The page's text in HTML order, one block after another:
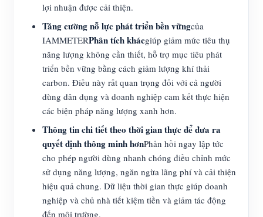
lợi nhuận được cải thiện.
Tăng cường nỗ lực phát triển bền vữngcủa
IAMMETERPhân tích khácgiúp giảm mức tiêu thụ
năng lượng không cần thiết, hỗ trợ mục tiêu phát
triển bền vững bằng cách giảm lượng khí thải
carbon. Điều này rất quan trọng đối với cả người
dùng dân dụng và doanh nghiệp cam kết thực hiện
các biện pháp năng lượng xanh hơn.
Thông tin chi tiết theo thời gian thực để đưa ra
quyết định thông minh hơnPhản hồi ngay lập tức
cho phép người dùng nhanh chóng điều chỉnh mức
sử dụng năng lượng, ngăn ngừa lãng phí và cải thiện
hiệu quả chung. Dữ liệu thời gian thực giúp doanh
nghiệp và chủ nhà tiết kiệm tiền và giảm tác động
đến môi trường.